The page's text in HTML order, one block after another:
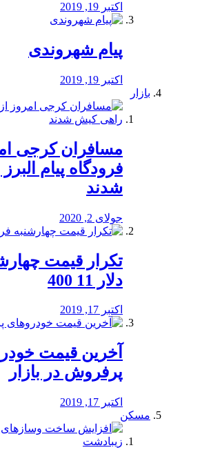
اکتبر 19, 2019
پیام شهروندی
اکتبر 19, 2019
بازار
مسافران کرجی
فرودگاه پیام
شدند
جولای 2, 2020
تکرار قیمت
دلار 11 400
اکتبر 17, 2019
آخرین قیمت
پرفروش در بازار
اکتبر 17, 2019
مسکن